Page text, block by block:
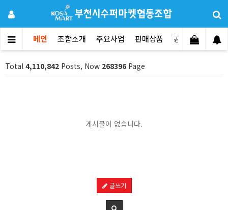
메인 조합소개 주요사업 판매상품 공지사항 문
Total 4,110,842 Posts, Now 268396 Page
게시물이 없습니다.
글쓰기